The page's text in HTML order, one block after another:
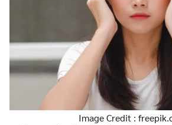
Image Credit :